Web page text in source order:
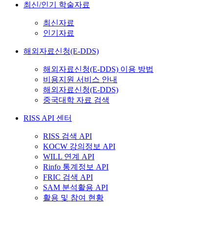
최신/인기 학술자료
최신자료
인기자료
해외자료신청(E-DDS)
해외자료신청(E-DDS) 이용 방법
비용지원 서비스 안내
해외자료신청(E-DDS)
중국대학 자료 검색
RISS API 센터
RISS 검색 API
KOCW 강의정보 API
WILL 연계 API
Rinfo 통계정보 API
FRIC 검색 API
SAM 분석활용 API
활용 및 참여 현황